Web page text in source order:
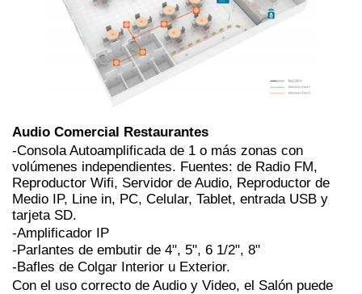
Audio Comercial Restaurantes
-Consola Autoamplificada de 1 o más zonas con
volúmenes independientes. Fuentes: de Radio FM,
Reproductor Wifi, Servidor de Audio, Reproductor de
Medio IP, Line in, PC, Celular, Tablet, entrada USB y
tarjeta SD.
-Amplificador IP
-Parlantes de embutir de 4", 5", 6 1/2", 8"
-Bafles de Colgar Interior u Exterior.
Con el uso correcto de Audio y Video, el Salón puede